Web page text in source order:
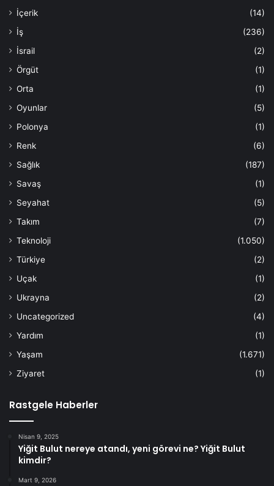
İçerik
(14)
İş
(236)
İsrail
(2)
Örgüt
(1)
Orta
(1)
Oyunlar
(5)
Polonya
(1)
Renk
(6)
Sağlık
(187)
Savaş
(1)
Seyahat
(5)
Takım
(7)
Teknoloji
(1.050)
Türkiye
(2)
Uçak
(1)
Ukrayna
(2)
Uncategorized
(4)
Yardım
(1)
Yaşam
(1.671)
Ziyaret
(1)
Rastgele Haberler
Nisan 9, 2025
Yiğit Bulut nereye atandı, yeni görevi ne? Yiğit Bulut
kimdir?
Mart 9, 2026